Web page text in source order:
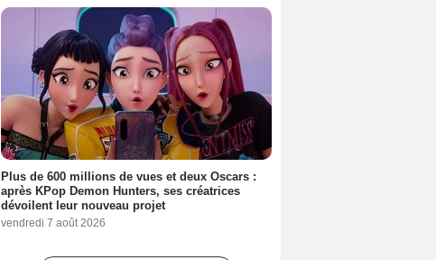
Plus de 600 millions de vues et deux Oscars :
après KPop Demon Hunters, ses créatrices
dévoilent leur nouveau projet
vendredi 7 août 2026